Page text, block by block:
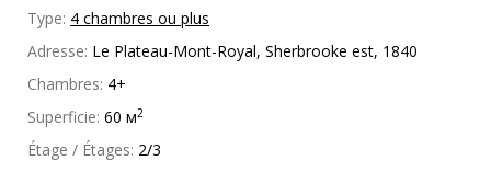
Type: 4 chambres ou plus
Adresse: Le Plateau-Mont-Royal, Sherbrooke est, 1840
Chambres: 4+
Superficie: 60 м2
Étage / Étages: 2/3